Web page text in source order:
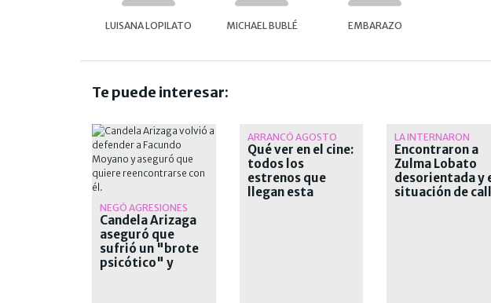
LUISANA LOPILATO MICHAEL BUBLÉ EMBARAZO
Te puede interesar:
NEGÓ AGRESIONES
Candela Arizaga
aseguró que
sufrió un "brote
psicótico" y
ARRANCÓ AGOSTO
Qué ver en el cine:
todos los
estrenos que
llegan esta
LA INTERNARON
Encontraron a
Zulma Lobato
desorientada y
situación de